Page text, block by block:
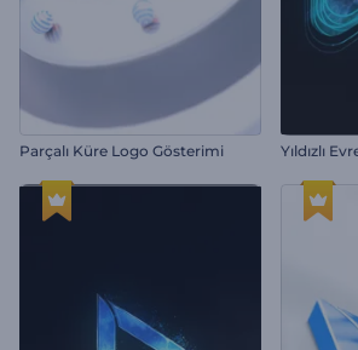
Parçalı Küre Logo Gösterimi Yıldızlı